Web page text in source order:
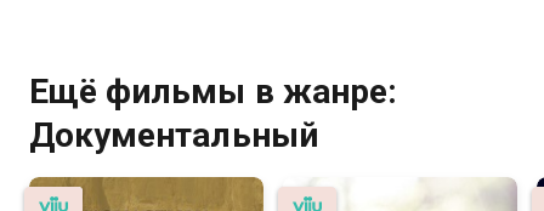
Ещё фильмы в жанре:
Документальный